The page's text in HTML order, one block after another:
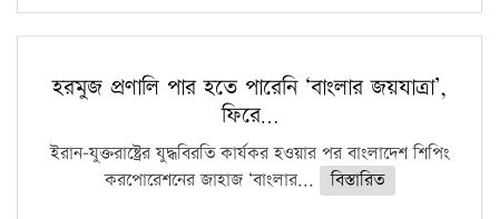
হরমুজ প্রণালি পার হতে পারেনি ‘বাংলার জয়যাত্রা’,
ফিরে…
ইরান-যুক্তরাষ্ট্রের যুদ্ধবিরতি কার্যকর হওয়ার পর বাংলাদেশ শিপিং
করপোরেশনের জাহাজ ‘বাংলার...
বিস্তারিত